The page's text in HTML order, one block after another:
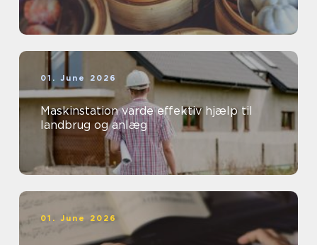
01. June 2026
Maskinstation varde effektiv hjælp til
landbrug og anlæg
01. June 2026